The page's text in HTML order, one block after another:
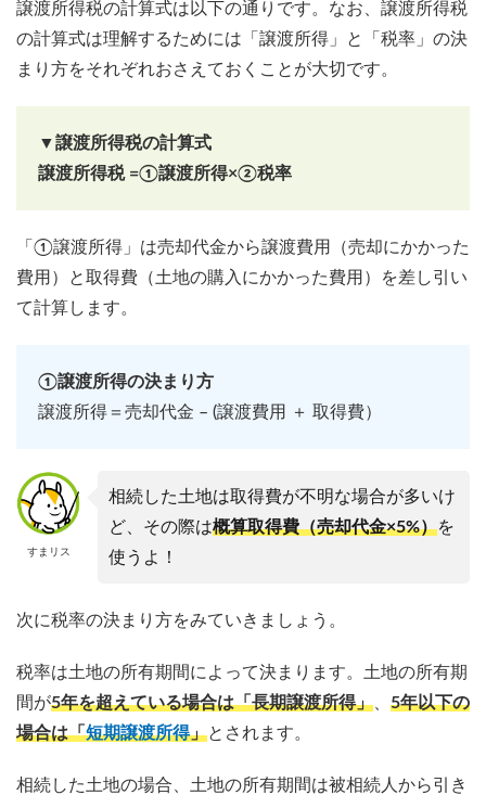
譲渡所得税の計算式は以下の通りです。なお、譲渡所得税
の計算式は理解するためには「譲渡所得」と「税率」の決
まり方をそれぞれおさえておくことが大切です。
▼譲渡所得税の計算式
譲渡所得税 =①譲渡所得×②税率
「①譲渡所得」は売却代金から譲渡費用（売却にかかった
費用）と取得費（土地の購入にかかった費用）を差し引い
て計算します。
①譲渡所得の決まり方
譲渡所得＝売却代金 – (譲渡費用 ＋ 取得費）
すまリス
相続した土地は取得費が不明な場合が多いけ
ど、その際は概算取得費（売却代金×5%）を
使うよ！
次に税率の決まり方をみていきましょう。
税率は土地の所有期間によって決まります。土地の所有期
間が5年を超えている場合は「長期譲渡所得」
5年以下の
場合は「短期譲渡所得」とされます。
相続した土地の場合、土地の所有期間は被相続人から引き